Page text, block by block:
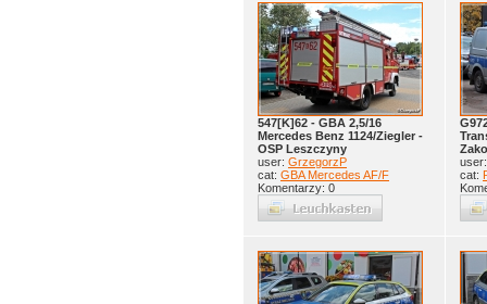
547[K]62 - GBA 2,5/16
Mercedes Benz 1124/Ziegler -
OSP Leszczyny
user: GrzegorzP
cat: GBA Mercedes AF/F
Komentarzy: 0
cat: